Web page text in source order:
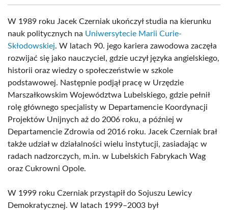
W 1989 roku Jacek Czerniak ukończył studia na kierunku
nauk politycznych na Uniwersytecie Marii Curie-
Skłodowskiej. W latach 90. jego kariera zawodowa zaczęła
rozwijać się jako nauczyciel, gdzie uczył języka angielskiego,
historii oraz wiedzy o społeczeństwie w szkole
podstawowej. Następnie podjął pracę w Urzędzie
Marszałkowskim Województwa Lubelskiego, gdzie pełnił
rolę głównego specjalisty w Departamencie Koordynacji
Projektów Unijnych aż do 2006 roku, a później w
Departamencie Zdrowia od 2016 roku. Jacek Czerniak brał
także udział w działalności wielu instytucji, zasiadając w
radach nadzorczych, m.in. w Lubelskich Fabrykach Wag
oraz Cukrowni Opole.
W 1999 roku Czerniak przystąpił do Sojuszu Lewicy
Demokratycznej. W latach 1999–2003 był